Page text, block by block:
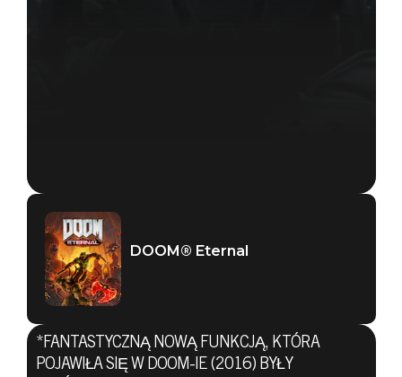
DOOM® Eternal
*FANTASTYCZNĄ NOWĄ FUNKCJĄ, KTÓRA
POJAWIŁA SIĘ W DOOM-IE (2016) BYŁY